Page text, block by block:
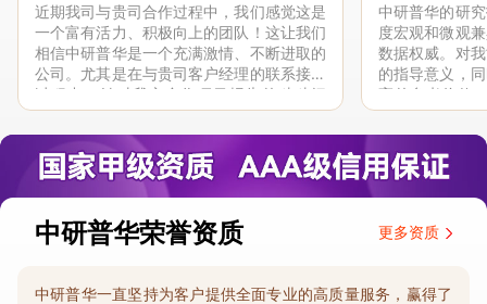
近期我司与贵司合作过程中，我们感觉这是
一个富有活力、积极向上的团队！这让我们
相信中研普华是一个充满激情、不断进取的
公司。尤其是在与贵司客户经理的联系接洽
过程中，针对我方合作项目报告的种种细
节，及时细致缜密地协助与项目部沟通、探
讨和完善...
中研普华的研
度宏观和微观
数据权威。对
的指导意义，
高的参考价值
体化”服务和行
司继续...
中研普华荣誉资质 更多资质
中研普华一直坚持为客户提供全面专业的高质量服务，赢得了